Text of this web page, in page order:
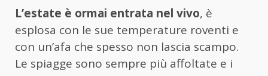
L’estate è ormai entrata nel vivo, è
esplosa con le sue temperature roventi e
con un’afa che spesso non lascia scampo.
Le spiagge sono sempre più affoltate e i